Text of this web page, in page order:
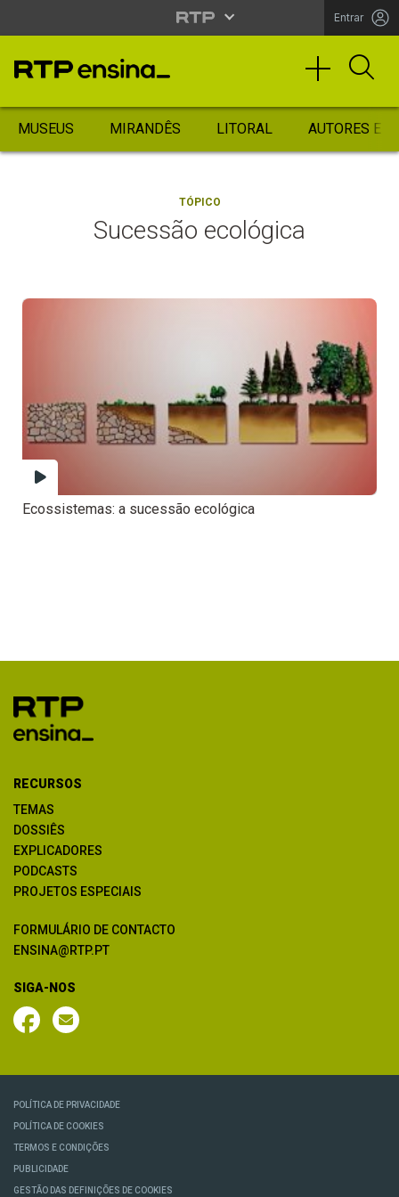
Entrar
MUSEUS MIRANDÊS LITORAL AUTORES
TÓPICO
Sucessão ecológica
Ecossistemas: a sucessão ecológica
RECURSOS
TEMAS
DOSSIÊS
EXPLICADORES
PODCASTS
PROJETOS ESPECIAIS
FORMULÁRIO DE CONTACTO
ENSINA@RTP.PT
SIGA-NOS
POLÍTICA DE PRIVACIDADE
POLÍTICA DE COOKIES
TERMOS E CONDIÇÕES
PUBLICIDADE
GESTÃO DAS DEFINIÇÕES DE COOKIES